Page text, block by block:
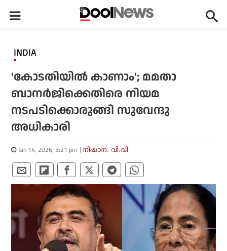
INDIA
'കോടതിയില്‍ കാണാം'; മമതാ
ബാനര്‍ജിക്കെതിരെ നിയമ
നടപടിക്കൊരുങ്ങി സുവേന്ദു
അധികാരി
Jan 14, 2026, 3:21 pm നിഷാന. വി.വി